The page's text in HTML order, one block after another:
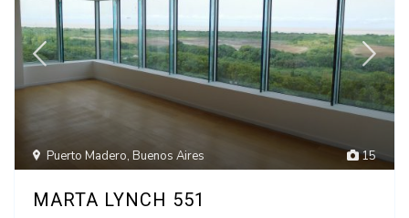
15
Puerto Madero,Buenos Aires
MARTA LYNCH 551